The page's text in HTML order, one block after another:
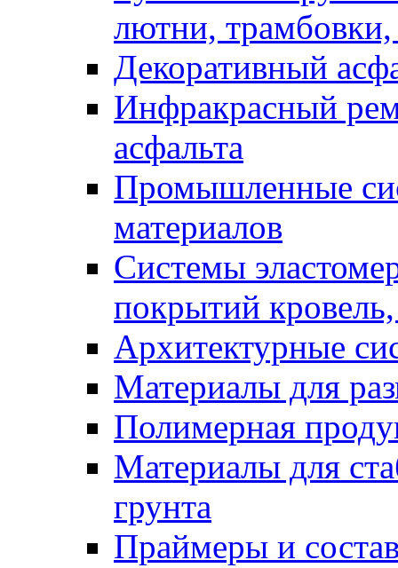
лютни, трамбовки,
Декоративный
Инфракрасный
асфальта
Промышленные
материалов
Системы
покрытий
Архитектурные
Материалы для
Полимерная
Материалы для
грунта
Праймеры и